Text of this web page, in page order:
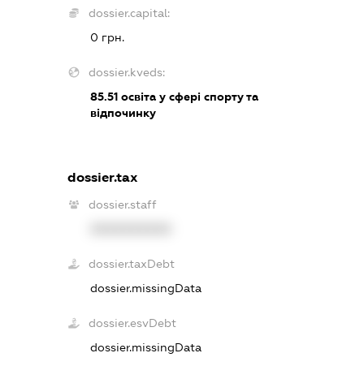
dossier.capital:
0 грн.
dossier.kveds:
85.51 освіта у сфері спорту та
відпочинку
dossier.tax
dossier.staff
dossier.taxDebt
dossier.missingData
dossier.esvDebt
dossier.missingData